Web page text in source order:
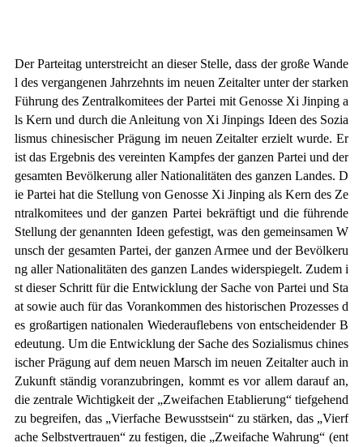
Der Parteitag unterstreicht an dieser Stelle, dass der große Wande
l des vergangenen Jahrzehnts im neuen Zeitalter unter der starken
Führung des Zentralkomitees der Partei mit Genosse Xi Jinping a
ls Kern und durch die Anleitung von Xi Jinpings Ideen des Sozia
lismus chinesischer Prägung im neuen Zeitalter erzielt wurde. Er
ist das Ergebnis des vereinten Kampfes der ganzen Partei und der
gesamten Bevölkerung aller Nationalitäten des ganzen Landes. D
ie Partei hat die Stellung von Genosse Xi Jinping als Kern des Ze
ntralkomitees und der ganzen Partei bekräftigt und die führende
Stellung der genannten Ideen gefestigt, was den gemeinsamen W
unsch der gesamten Partei, der ganzen Armee und der Bevölkeru
ng aller Nationalitäten des ganzen Landes widerspiegelt. Zudem i
st dieser Schritt für die Entwicklung der Sache von Partei und Sta
at sowie auch für das Vorankommen des historischen Prozesses d
es großartigen nationalen Wiederauflebens von entscheidender B
edeutung. Um die Entwicklung der Sache des Sozialismus chines
ischer Prägung auf dem neuen Marsch im neuen Zeitalter auch in
Zukunft ständig voranzubringen, kommt es vor allem darauf an,
die zentrale Wichtigkeit der „Zweifachen Etablierung“ tiefgehend
zu begreifen, das „Vierfache Bewusstsein“ zu stärken, das „Vierf
ache Selbstvertrauen“ zu festigen, die „Zweifache Wahrung“ (ent